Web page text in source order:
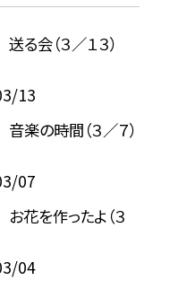
る会（３／１３）
13
楽の時間（３／７）
07
花を作ったよ（３
04